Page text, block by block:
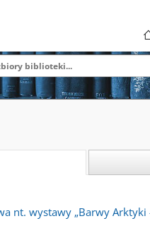
nt. wystawy „Barwy Arktyki